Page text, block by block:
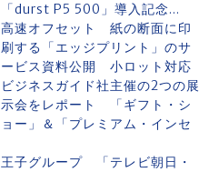
「durst P5 500」導入記念...
高速オフセット 紙の断面に印
刷する「エッジプリント」のサ
ービス資料公開 小ロット対応
ビジネスガイド社主催の2つの展
示会をレポート 「ギフト・シ
ョー」＆「プレミアム・インセ
王子グループ 「テレビ朝日・